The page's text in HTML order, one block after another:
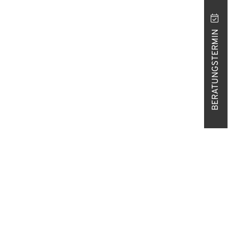
BERATUNGSTERMIN